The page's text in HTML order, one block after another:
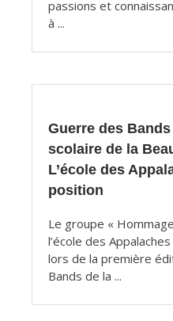
passions et
à ...
Guerre des
scolaire de la
L’école des
position
Le groupe «
l’école des
lors de la première
Bands de la ...